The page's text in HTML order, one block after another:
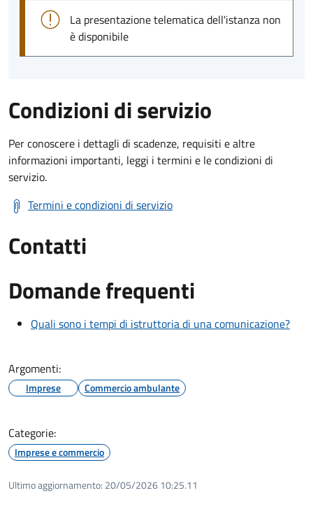
La presentazione telematica dell'istanza non
è disponibile
Condizioni di servizio
Per conoscere i dettagli di scadenze, requisiti e altre
informazioni importanti, leggi i termini e le condizioni di
servizio.
Termini e condizioni di servizio
Contatti
Domande frequenti
Quali sono i tempi di istruttoria di una comunicazione?
Argomenti:
Imprese Commercio ambulante
Categorie:
Imprese e commercio
Ultimo aggiornamento: 20/05/2026 10:25.11